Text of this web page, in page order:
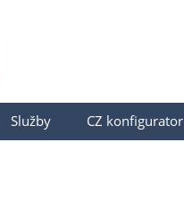
Služby CZ konfigurator